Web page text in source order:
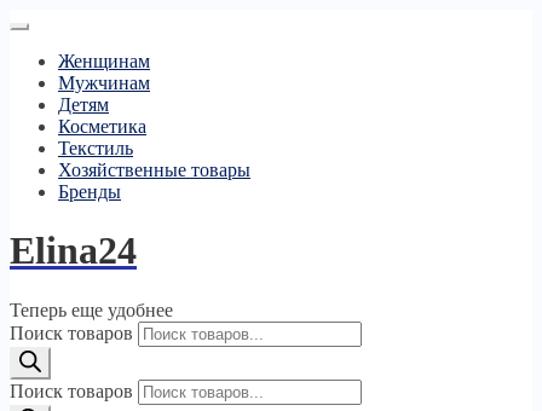
Женщинам
Мужчинам
Детям
Косметика
Текстиль
Хозяйственные товары
Бренды
Elina24
Теперь еще удобнее
Поиск товаров
Поиск товаров